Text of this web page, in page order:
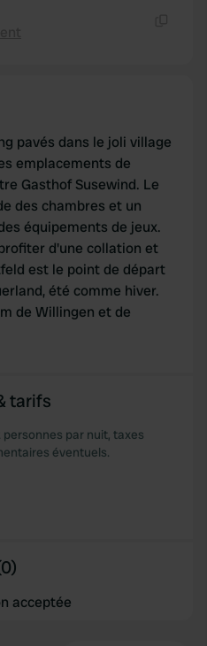
pavés dans le joli village
emplacements de
Gasthof Susewind. Le
des chambres et un
équipements de jeux.
d'une collation et
est le point de départ
été comme hiver.
de Willingen et de
tarifs
par nuit, taxes
éventuels.
acceptée